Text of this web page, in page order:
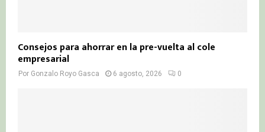
Consejos para ahorrar en la pre-vuelta al cole
empresarial
Por Gonzalo Royo Gasca 6 agosto, 2026 0